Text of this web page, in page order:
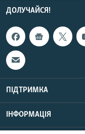
ДОЛУЧАЙСЯ!
ПІДТРИМКА
ІНФОРМАЦІЯ